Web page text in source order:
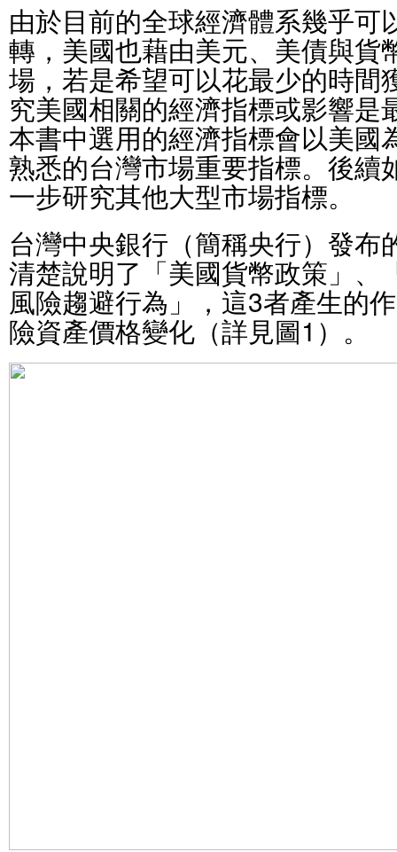
由於目前的全球經濟體系幾乎可
轉，美國也藉由美元、美債與貨
場，若是希望可以花最少的時間
究美國相關的經濟指標或影響是
本書中選用的經濟指標會以美國
熟悉的台灣市場重要指標。後續
一步研究其他大型市場指標。
台灣中央銀行（簡稱央行）發布
清楚說明了「美國貨幣政策」、
風險趨避行為」，這3者產生的
險資產價格變化（詳見圖1）。